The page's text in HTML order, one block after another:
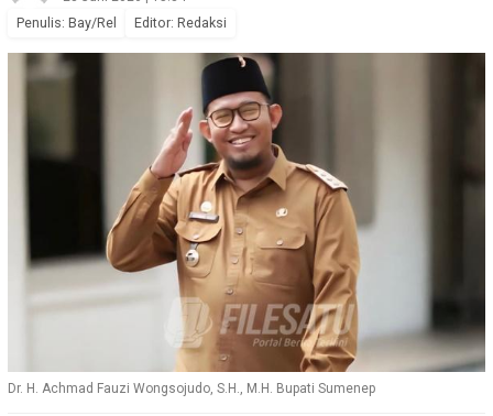
Penulis: Bay/Rel Editor: Redaksi
Dr. H. Achmad Fauzi Wongsojudo, S.H., M.H. Bupati Sumenep